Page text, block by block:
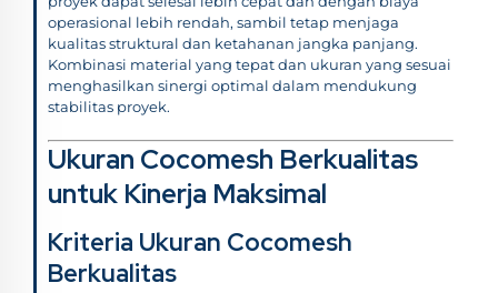
operasional lebih rendah, sambil tetap menjaga
kualitas struktural dan ketahanan jangka panjang.
Kombinasi material yang tepat dan ukuran yang sesuai
menghasilkan sinergi optimal dalam mendukung
stabilitas proyek.
Ukuran Cocomesh Berkualitas
untuk Kinerja Maksimal
Kriteria Ukuran Cocomesh
Berkualitas